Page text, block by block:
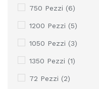
750 Pezzi (6)
1200 Pezzi (5)
1050 Pezzi (3)
1350 Pezzi (1)
72 Pezzi (2)